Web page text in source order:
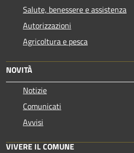
Salute, benessere e assistenza
Autorizzazioni
Agricoltura e pesca
NOVITÀ
Notizie
Comunicati
Avvisi
VIVERE IL COMUNE